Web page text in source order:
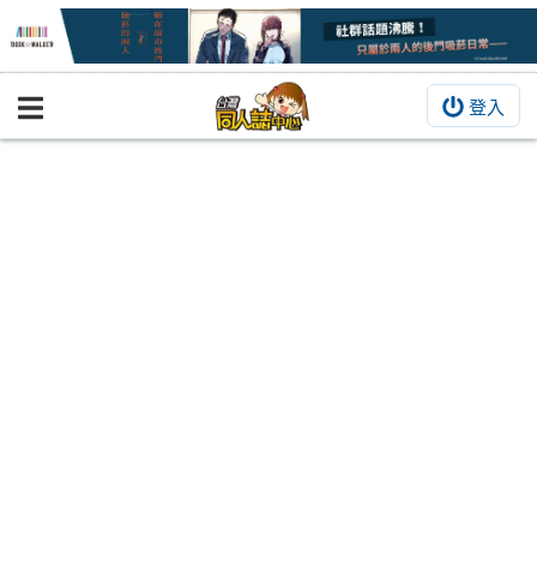
登入
BOOKY書集倉庫